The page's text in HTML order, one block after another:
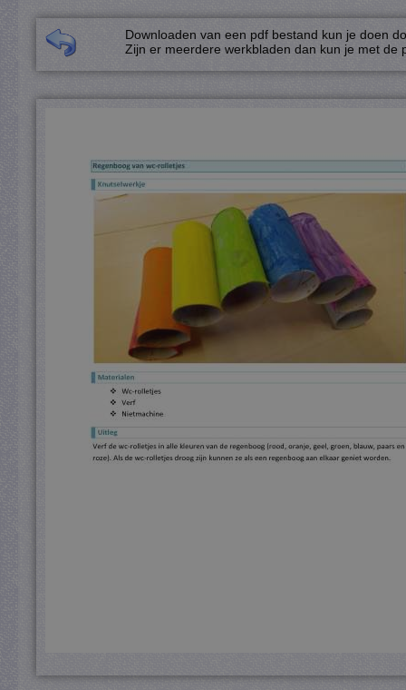
Downloaden van een pdf bestand kun je doen
Zijn er meerdere werkbladen dan kun je met de